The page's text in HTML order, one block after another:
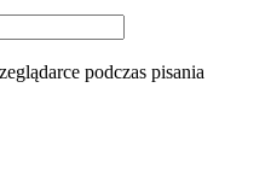
podczas pisania